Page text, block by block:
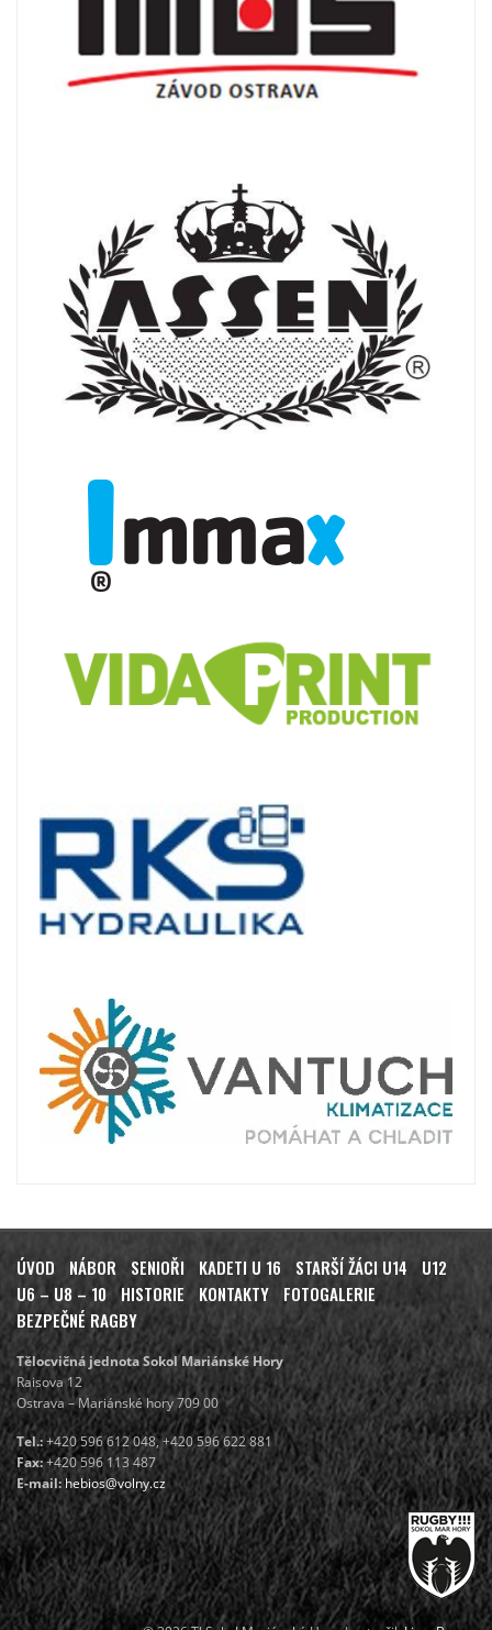
ÚVOD NÁBOR SENIOŘI KADETI U 16 STARŠÍ ŽÁCI U14
U12
U6 – U8 – 10 HISTORIE KONTAKTY
FOTOGALERIE
BEZPEČNÉ RAGBY
Tělocvičná jednota Sokol Mariánské Hory
Raisova 12
Ostrava – Mariánské hory 709 00
Tel.:+420 596 612 048, +420 596 622 881
Fax:+420 596 113 487
E-mail:hebios@volny.cz